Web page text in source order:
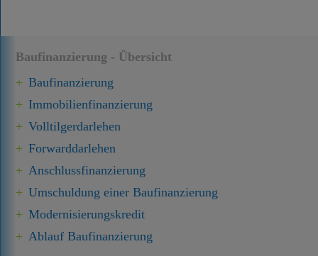
Baufinanzierung - Übersicht
Baufinanzierung
Immobilien­finanzierung
Volltilgerdarlehen
Forward­darlehen
Anschluss­finanzierung
Umschuldung einer Baufinanzierung
Modernisierungskredit
Ablauf Baufinanzierung